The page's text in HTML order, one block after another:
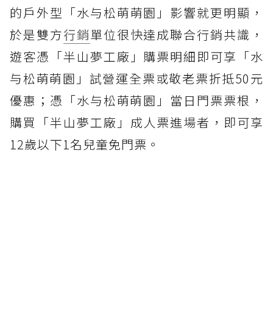
的戶外型「水与松萌萌園」影響就更明顯，
於是雙方行銷單位很快達成聯合行銷共識，
遊客憑「半山夢工廠」購票明細即可享「水
与松萌萌園」試營運全票或敬老票折抵50元
優惠；憑「水与松萌萌園」當日門票票根，
購買「半山夢工廠」成人票進場者，即可享
12歲以下1名兒童免門票。